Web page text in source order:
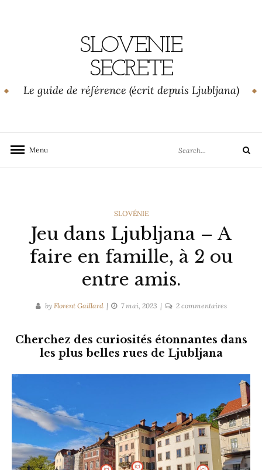
SLOVENIE
SECRETE
Le guide de référence (écrit depuis Ljubljana)
Menu
for:
Search
CATEGORIES
SLOVÉNIE
Jeu dans Ljubljana – A
faire en famille, à 2 ou
entre amis.
by Florent Gaillard 7 mai, 2023 2 commentairessur
Ljubljana
faire
en
famille,
à
2
ou
entre
Cherchez des curiosités étonnantes dans
les plus belles rues de Ljubljana